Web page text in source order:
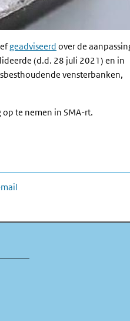
geadviseerd over de
(d.d. 28 juli 2021) en in
vensterbanken,
op te nemen in SMA-rt.